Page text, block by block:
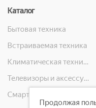
Каталог
Бытовая техника
Встраиваемая техника
Климатическая техника
Телевизоры и аксессуары
Продолжая